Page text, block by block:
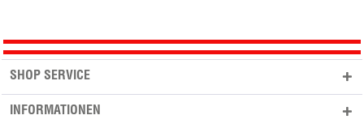
SHOP SERVICE
INFORMATIONEN